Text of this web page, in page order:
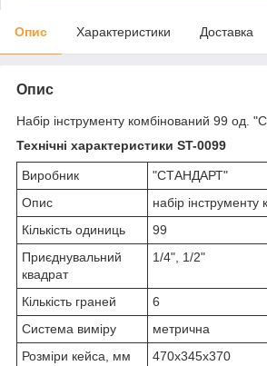
Опис Характеристики Доставка
Опис
Набір інструменту комбінований 99 од.
Технічні характеристики ST-0099
Виробник
"СТАНДАРТ"
Опис
набір інструменту
Кількість одиниць
99
Приєднувальний
квадрат
1/4", 1/2"
Кількість граней
6
Система виміру
метрична
Розміри кейса, мм
470х345х370